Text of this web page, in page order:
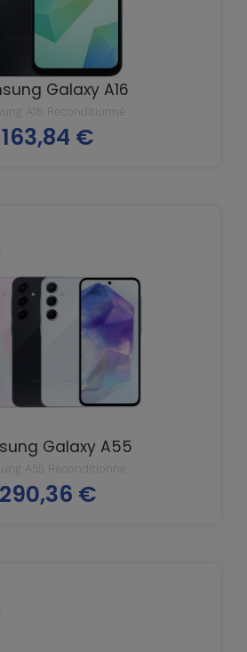
Galaxy A16
A16 Reconditionné
Prix
163,84 €
Galaxy A55
A55 Reconditionné
Prix
290,36 €